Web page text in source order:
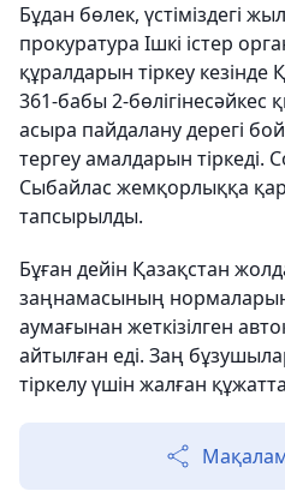
Бұдан бөлек, үстіміздегі
прокуратура Ішкі істер
құралдарын тіркеу
361-бабы 2-бөлігінесәйкес
асыра пайдалану дерегі
тергеу амалдарын тіркеді.
Сыбайлас жемқорлыққа
тапсырылды.
Бұған дейін Қазақстан
заңнамасының
аумағынан жеткізілген
айтылған еді. Заң
тіркелу үшін жалған